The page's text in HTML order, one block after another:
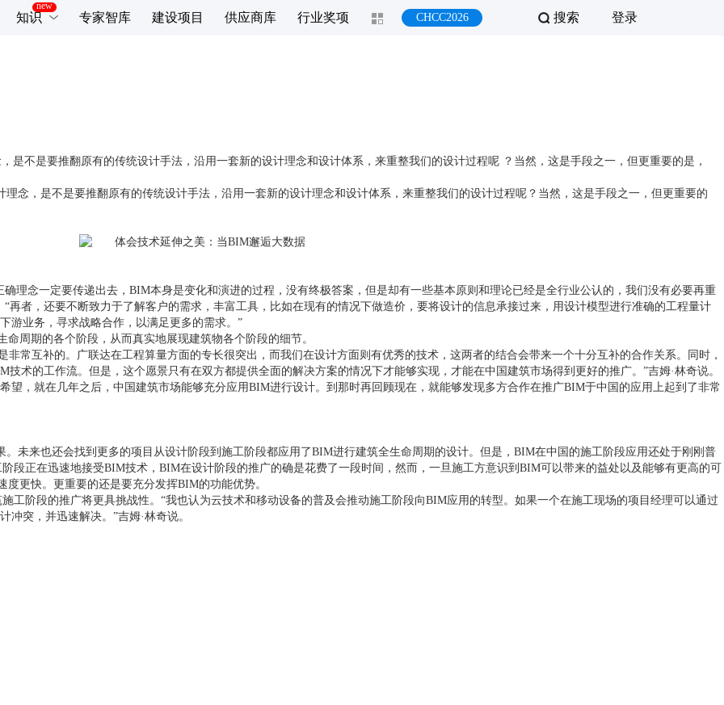
登录
搜索
知识 专家智库 建设项目 供应商库 行业奖项 CHCC2026
不是要推翻原有的传统设计手法，沿用一套新的设计理念和设计体系，来重整我们的设计过程呢 ？当然，这是手段之一，但更重要的是，
理念，是不是要推翻原有的传统设计手法，沿用一套新的设计理念和设计体系，来重整我们的设计过程呢 ？ 当然，这是手段之一，但更重要的
确理念一定要传递出去， BIM本身是变化和演进的过程，没有终极答案，但是却有一些基本原则和理论已经是全行业公认的，我们没有必要再重
“再者，还要不断致力于了解客户的需求，丰富工具，比如在现有的情况下做造价，要将设计的信息承接过来，用设计模型进行准确的工程量计
游业务，寻求战略合作，以满足更多的需求。”
命周期的各个阶段，从而真实地展现建筑物各个阶段的细节。
常互补的。广联达在工程算量方面的专长很突出，而我们在设计方面则有优秀的技术，这两者的结合会带来一个十分互补的合作关系。同时，
技术的工作流。但是，这个愿景只有在双方都提供全面的解决方案的情况下才能够实现，才能在中国建筑市场得到更好的推广。”吉姆·林奇说。
望，就在几年之后，中国建筑市场能够充分应用BIM进行设计。到那时再回顾现在，就能够发现多方合作在推广BIM于中国的应用上起到了非常
。未来也还会找到更多的项目从设计阶段到施工阶段都应用了BIM进行建筑全生命周期的设计。但是， BIM在中国的施工阶段应用还处于刚刚普
段正在迅速地接受BIM技术， BIM在设计阶段的推广的确是花费了一段时间，然而，一旦施工方意识到 BIM可以带来的益处以及能够有更高的可
度更快。更重要的还是要充分发挥BIM的功能优势。
工阶段的推广将更具挑战性。“我也认为云技术和移动设备的普及会推动施工阶段向BIM应用的转型。如果一个在施工现场的项目经理可以通过
突，并迅速解决。”吉姆·林奇说。